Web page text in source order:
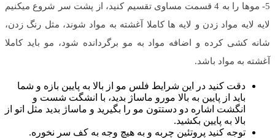
5- موها را به 4 قسمت مساوی تقسیم کنید، از پشت سر شروع میکنیم
لایه لایه مواد زدن و لایه ها کاملا آغشته به مواد شوند، مثل رنگ زدن،
شانه کشی کرده و اضافه مواد به مو برگردانده شود، مو باید کاملا
آغشته به مواد باشد.
دقت کنید در این شرایط فلس مو از بالا به پایین بازه و شما
باید از پایین به بالا مورو ماساژ بدید، با انشگت شست و
انگشت اشاره دو دستتون مو را بگیرید و ماساژ بدید مثل اتو از
بالا به پایین بکشید.
توجه کنید پروتئین چربه و به هیچ وجه به کف سر نخوره.